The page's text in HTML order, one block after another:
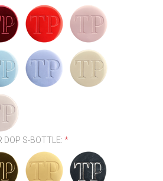
DOP S-BOTTLE:*